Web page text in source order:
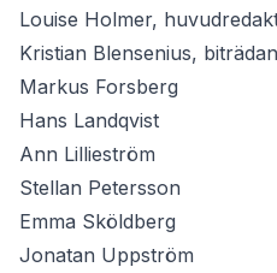
Louise Holmer,
Kristian Blensenius,
Markus Forsberg
Hans Landqvist
Ann Lillieström
Stellan Petersson
Emma Sköldberg
Jonatan Uppström